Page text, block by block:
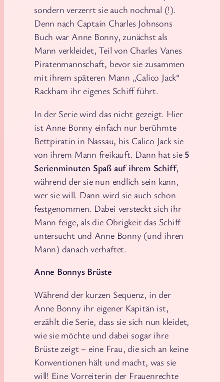
sondern verzerrt sie auch nochmal (!).
Denn nach Captain Charles Johnsons
Buch war Anne Bonny, zunächst als
Mann verkleidet, Teil von Charles Vanes
Piratenmannschaft, bevor sie zusammen
mit ihrem späteren Mann „Calico Jack“
Rackham ihr eigenes Schiff führt.
In der Serie wird das nicht gezeigt. Hier
ist Anne Bonny einfach nur berühmte
Bettpiratin in Nassau, bis Calico Jack sie
von ihrem Mann freikauft. Dann hat sie 5
Serienminuten Spaß auf ihrem Schiff,
während der sie nun endlich sein kann,
wer sie will. Dann wird sie auch schon
festgenommen. Dabei versteckt sich ihr
Mann feige, als die Obrigkeit das Schiff
untersucht und Anne Bonny (und ihren
Mann) danach verhaftet.
Anne Bonnys Brüste
Während der kurzen Sequenz, in der
Anne Bonny ihr eigener Kapitän ist,
erzählt die Serie, dass sie sich nun kleidet,
wie sie möchte und dabei sogar ihre
Brüste zeigt – eine Frau, die sich an keine
Konventionen hält und macht, was sie
will! Eine Vorreiterin der Frauenrechte